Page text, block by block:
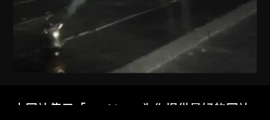
本网站使用「Cookies」为你提供最好的网站